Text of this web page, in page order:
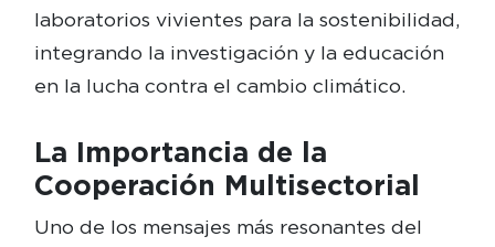
laboratorios vivientes para la sostenibilidad,
integrando la investigación y la educación
en la lucha contra el cambio climático.
La Importancia de la
Cooperación Multisectorial
Uno de los mensajes más resonantes del